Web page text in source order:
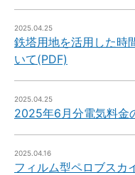
2025.04.25
鉄塔用地を活用した時
いて(PDF)
2025.04.25
2025年6月分電気料金
2025.04.16
フィルム型ペロブスカ